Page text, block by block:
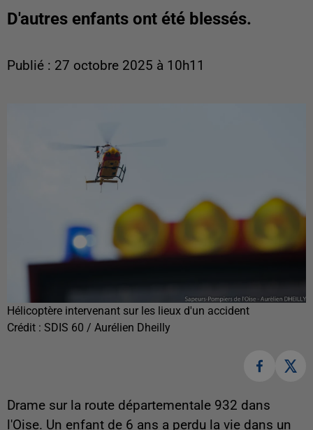
D'autres enfants ont été blessés.
Publié : 27 octobre 2025 à 10h11
Hélicoptère intervenant sur les lieux d'un accident
Crédit : SDIS 60 / Aurélien Dheilly
Drame sur la route départementale 932 dans
l'Oise. Un enfant de 6 ans a perdu la vie dans un